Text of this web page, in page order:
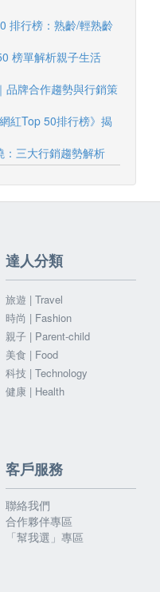
排行榜：熟齡/輕熟齡
榜單解析親子生活
品牌合作趨勢與行銷策
紅Top 50排行榜》揭
三大行銷趨勢解析
達人分類
旅遊 | Travel
時尚 | Fashion
親子 | Parent-child
美食 | Food
科技 | Technology
健康 | Health
客戶服務
聯絡我們
合作夥伴專區
「幫我選」專區